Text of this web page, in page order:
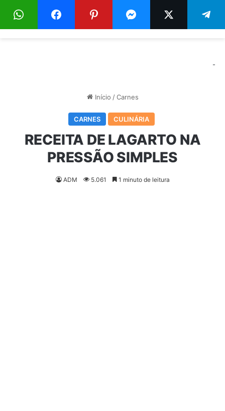
Menu
-
Início / Carnes
CARNES CULINÁRIA
RECEITA DE LAGARTO NA
PRESSÃO SIMPLES
ADM 5.061 1 minuto de leitura